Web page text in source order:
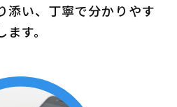
添い、丁寧で分かりやす
す。